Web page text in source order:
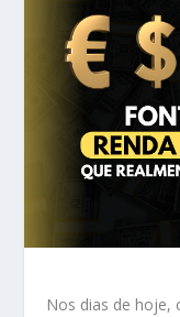
Nos dias de hoje,